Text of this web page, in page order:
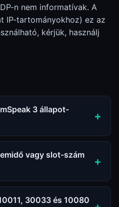
n nem informatívak. A
IP-tartományokhoz) ez az
kérjük, használj
3 állapot-
vagy slot-szám
30033 és 10080